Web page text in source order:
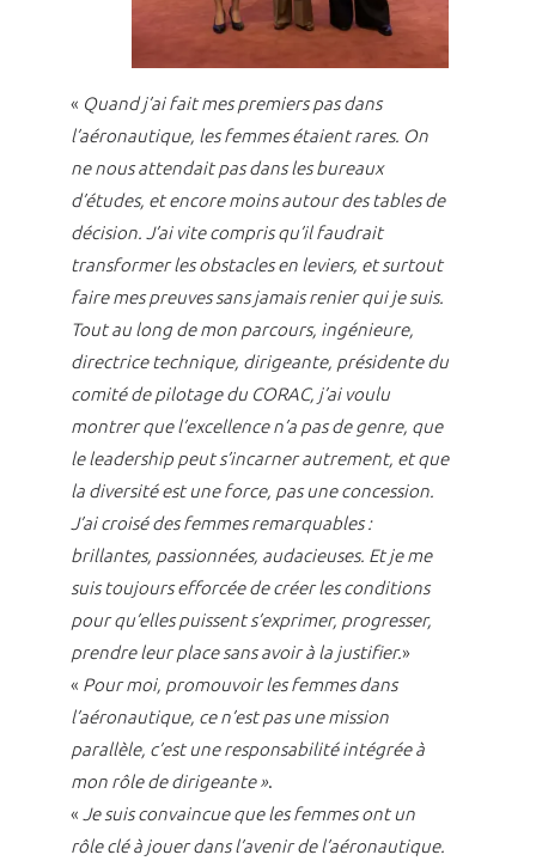
« Quand j’ai fait mes premiers pas dans
l’aéronautique, les femmes étaient rares. On
ne nous attendait pas dans les bureaux
d’études, et encore moins autour des tables de
décision. J’ai vite compris qu’il faudrait
transformer les obstacles en leviers, et surtout
faire mes preuves sans jamais renier qui je suis.
Tout au long de mon parcours, ingénieure,
directrice technique, dirigeante, présidente du
comité de pilotage du CORAC, j’ai voulu
montrer que l’excellence n’a pas de genre, que
le leadership peut s’incarner autrement, et que
la diversité est une force, pas une concession.
J’ai croisé des femmes remarquables :
brillantes, passionnées, audacieuses. Et je me
suis toujours efforcée de créer les conditions
pour qu’elles puissent s’exprimer, progresser,
prendre leur place sans avoir à la justifier.»
« Pour moi, promouvoir les femmes dans
l’aéronautique, ce n’est pas une mission
parallèle, c’est une responsabilité intégrée à
mon rôle de dirigeante ».
« Je suis convaincue que les femmes ont un
rôle clé à jouer dans l’avenir de l’aéronautique.